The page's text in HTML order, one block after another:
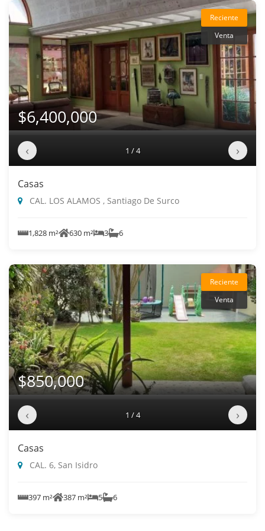
Reciente
Venta
$6,400,000
‹ 1 / 4 ›
Casas
CAL. LOS ALAMOS , Santiago De Surco
1,828 m² 630 m² 3 6
Reciente
Venta
$850,000
‹ 1 / 4 ›
Casas
CAL. 6, San Isidro
397 m² 387 m² 5 6